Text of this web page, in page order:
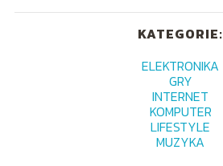
KATEGORIE:
ELEKTRONIKA
GRY
INTERNET
KOMPUTER
LIFESTYLE
MUZYKA